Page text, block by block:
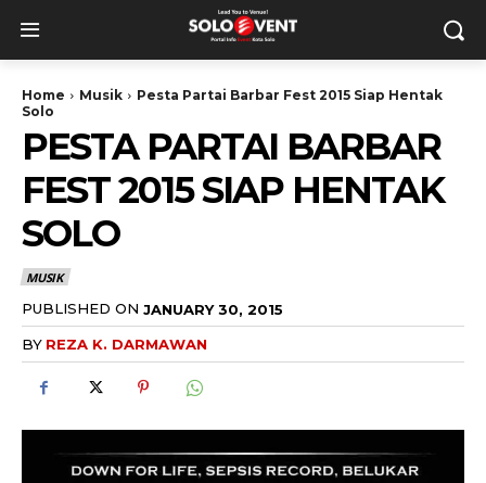
Home Musik
Pesta Partai Barbar Fest 2015 Siap Hentak
Solo
PESTA PARTAI BARBAR
FEST 2015 SIAP HENTAK
SOLO
MUSIK
PUBLISHED ON JANUARY 30, 2015
BY REZA K. DARMAWAN